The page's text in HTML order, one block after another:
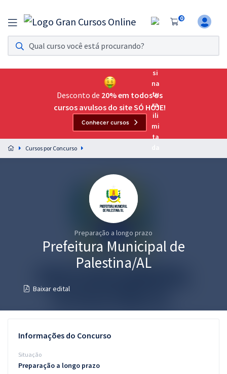
0
Assinatura Ilimitada 11
Acesso a todos os cursos. Teste grátis por 7 dias!
Assinatura OAB Até Passar
Acesso ilimitado a toda preparação para o Exame da
Preparação completa e intensiva para as principais
residências em saúde do Brasil
Questões grátis
Conteúdo gratuito
Desconto de 20% em todos os
cursos avulsos do site SÓ HOJE!
Conhecer cursos
Cursos por Concurso
Preparação a longo prazo
Prefeitura Municipal de
Palestina/AL
Baixar edital
Informações do Concurso
Situação
Preparação a longo prazo